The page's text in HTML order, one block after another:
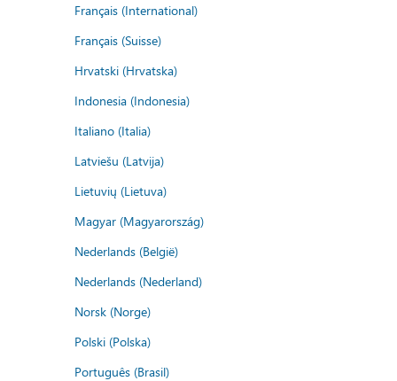
Français (International)
Français (Suisse)
Hrvatski (Hrvatska)
Indonesia (Indonesia)
Italiano (Italia)
Latviešu (Latvija)
Lietuvių (Lietuva)
Magyar (Magyarország)
Nederlands (België)
Nederlands (Nederland)
Norsk (Norge)
Polski (Polska)
Português (Brasil)